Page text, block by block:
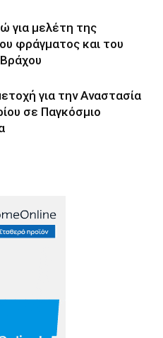
για μελέτη της
φράγματος και του
για την Αναστασία
σε Παγκόσμιο